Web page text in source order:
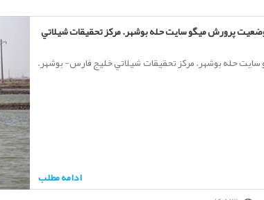
پرورش ميگو سايت حله بوشهر. مركز تحقيقات شيلاتي
حله بوشهر. مركز تحقيقات شيلاتي خليج فارس- بوشهر.
ادامه مطلب